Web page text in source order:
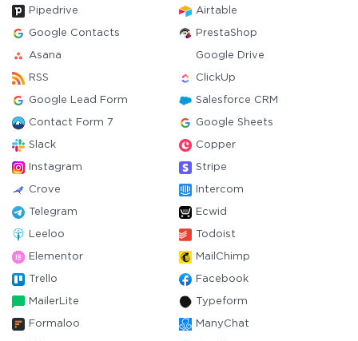
Pipedrive Airtable
Google Contacts PrestaShop
Asana Google Drive
RSS ClickUp
Google Lead Form Salesforce CRM
Contact Form 7 Google Sheets
Slack Copper
Instagram Stripe
Crove Intercom
Telegram Ecwid
Leeloo Todoist
Elementor MailChimp
Trello Facebook
MailerLite Typeform
Formaloo ManyChat